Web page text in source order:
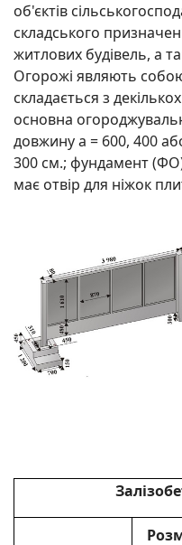
об'єктів
складського
житлових будівель, а
Огорожі являють
складається з
основна
довжину a = 600, 400
300 см.; фундамент
має отвір для ніжок